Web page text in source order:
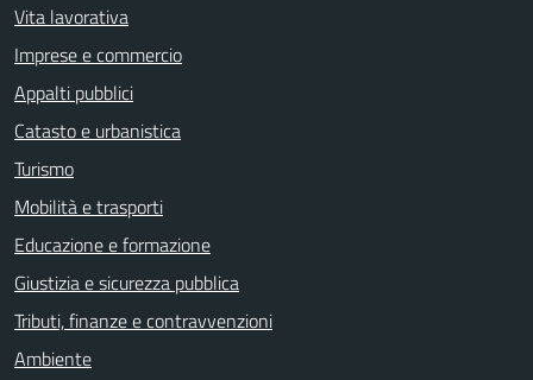
Vita lavorativa
Imprese e commercio
Appalti pubblici
Catasto e urbanistica
Turismo
Mobilità e trasporti
Educazione e formazione
Giustizia e sicurezza pubblica
Tributi, finanze e contravvenzioni
Ambiente